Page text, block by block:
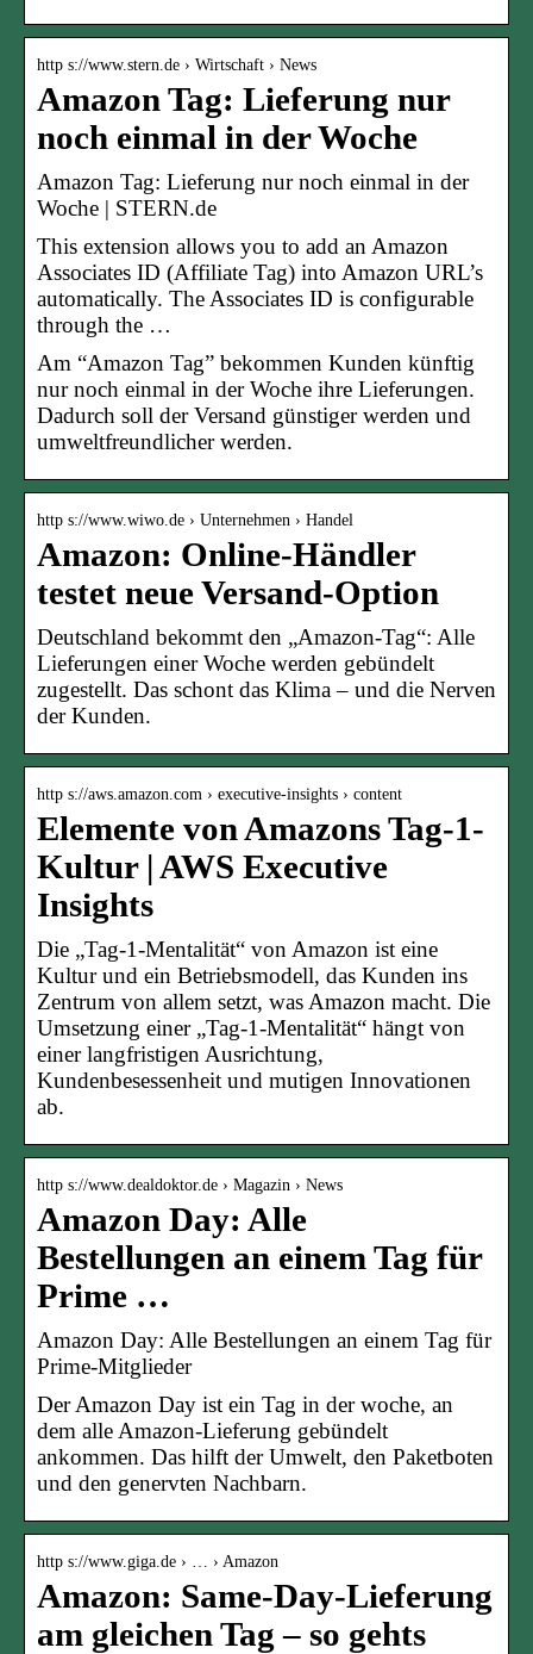
http s://www.stern.de › Wirtschaft › News
Amazon Tag: Lieferung nur
noch einmal in der Woche
Amazon Tag: Lieferung nur noch einmal in der
Woche | STERN.de
This extension allows you to add an Amazon
Associates ID (Affiliate Tag) into Amazon URL’s
automatically. The Associates ID is configurable
through the …
Am “Amazon Tag” bekommen Kunden künftig
nur noch einmal in der Woche ihre Lieferungen.
Dadurch soll der Versand günstiger werden und
umweltfreundlicher werden.
http s://www.wiwo.de › Unternehmen › Handel
Amazon: Online-Händler
testet neue Versand-Option
Deutschland bekommt den „Amazon-Tag“: Alle
Lieferungen einer Woche werden gebündelt
zugestellt. Das schont das Klima – und die Nerven
der Kunden.
http s://aws.amazon.com › executive-insights › content
Elemente von Amazons Tag-1-
Kultur | AWS Executive
Insights
Die „Tag-1-Mentalität“ von Amazon ist eine
Kultur und ein Betriebsmodell, das Kunden ins
Zentrum von allem setzt, was Amazon macht. Die
Umsetzung einer „Tag-1-Mentalität“ hängt von
einer langfristigen Ausrichtung,
Kundenbesessenheit und mutigen Innovationen
ab.
http s://www.dealdoktor.de › Magazin › News
Amazon Day: Alle
Bestellungen an einem Tag für
Prime …
Amazon Day: Alle Bestellungen an einem Tag für
Prime-Mitglieder
Der Amazon Day ist ein Tag in der woche, an
dem alle Amazon-Lieferung gebündelt
ankommen. Das hilft der Umwelt, den Paketboten
und den genervten Nachbarn.
http s://www.giga.de › … › Amazon
Amazon: Same-Day-Lieferung
am gleichen Tag – so gehts